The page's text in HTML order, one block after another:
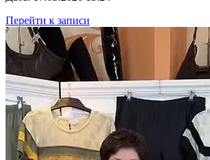
Перейти к записи